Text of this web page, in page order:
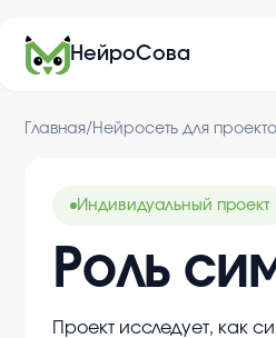
НейроСова
Главная/ Нейросеть для
Индивидуальный проект
Роль
Проект исследует, как